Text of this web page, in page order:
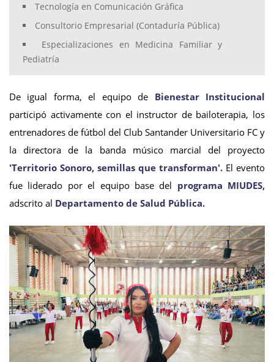
Tecnología en Comunicación Gráfica
Consultorio Empresarial (Contaduría Pública)
Especializaciones en Medicina Familiar y
Pediatría
De igual forma, el equipo de Bienestar Institucional
participó activamente con el instructor de bailoterapia, los
entrenadores de fútbol del Club Santander Universitario FC y
la directora de la banda músico marcial del proyecto
'Territorio Sonoro, semillas que transforman'. El evento
fue liderado por el equipo base del programa MIUDES,
adscrito al Departamento de Salud Pública.